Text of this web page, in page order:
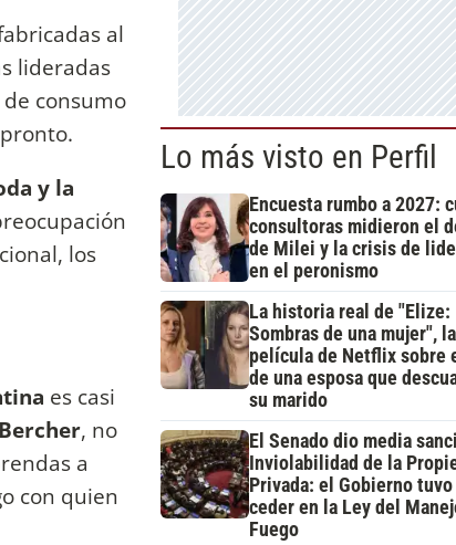
al
lideradas
consumo
y la
los
es casi
Bercher, no
a
con quien
Lo más visto en Perfil
Encuesta rumbo a 2027:
consultoras midieron el
de Milei y la crisis de
en el peronismo
La historia real de "Elize:
Sombras de una mujer",
película de Netflix sobre
de una esposa que
su marido
El Senado dio media
Inviolabilidad de la
Privada: el Gobierno tuvo
ceder en la Ley del
Fuego